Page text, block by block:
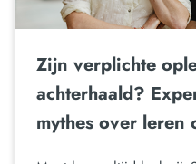
Zijn verplichte
achterhaald?
mythes over leren